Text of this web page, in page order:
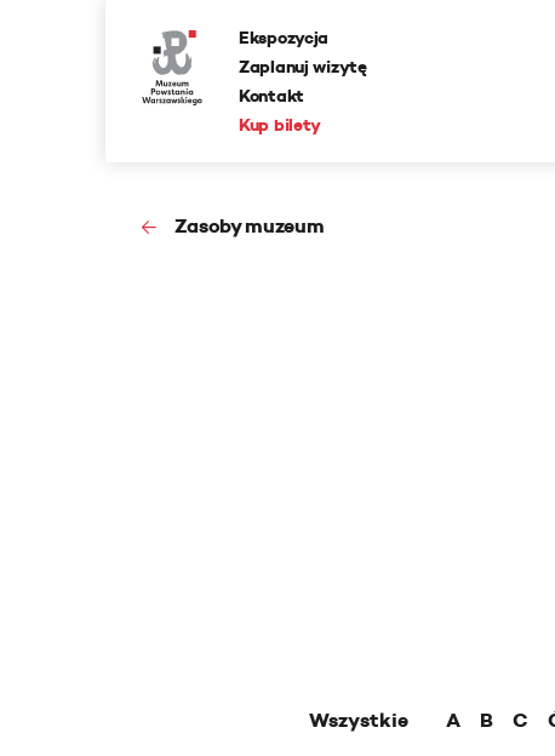
Ekspozycja
Zaplanuj wizytę
Kontakt
Kup bilety
Zasoby muzeum
Wszystkie A B C